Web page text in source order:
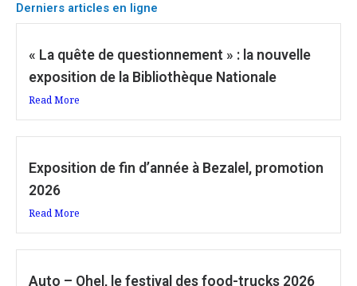
Derniers articles en ligne
« La quête de questionnement » : la nouvelle
exposition de la Bibliothèque Nationale
Read More
Exposition de fin d’année à Bezalel, promotion
2026
Read More
Auto – Ohel, le festival des food-trucks 2026